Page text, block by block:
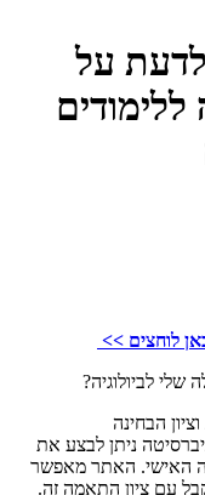
על
לוחצים >>
לביולוגיה?
הבחינה
ניתן לבצע את
האישי. האתר מאפשר
עם ציון התאמה זה.